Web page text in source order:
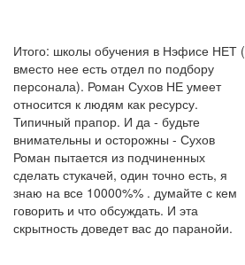
Итого: школы обучения в Нэфисе НЕТ (
вместо нее есть отдел по подбору
персонала). Роман Сухов НЕ умеет
относится к людям как ресурсу.
Типичный прапор. И да - будьте
внимательны и осторожны - Сухов
Роман пытается из подчиненных
сделать стукачей, один точно есть, я
знаю на все 10000%% . думайте с кем
говорить и что обсуждать. И эта
скрытность доведет вас до паранойи.